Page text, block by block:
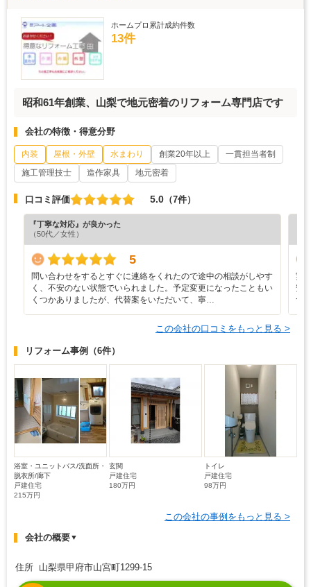
ホームプロ累計成約件数
13件
昭和61年創業、山梨で地元密着のリフォーム専門店です
会社の特徴・得意分野
内装 屋根・外壁 水まわり 創業20年以上
一貫担当者制
施工管理技士
造作家具 地元密着
口コミ評価 5.0 （7件）
『丁寧な対応』が良かった
（50代／女性）
5
問い合わせをするとすぐに連絡をくれたので途中の相談がしやす
く、不安のない状態でいられました。予定変更になったこともい
くつかありましたが、代替案をいただいて、寧…
実
安
つ
この会社の口コミをもっと見る >
リフォーム事例 （6件）
浴室・ユニットバス/洗面所・
脱衣所/廊下
戸建住宅
215万円
玄関
戸建住宅
180万円
トイレ
戸建住宅
98万円
この会社の事例をもっと見る >
会社の概要▼
住所 山梨県甲府市山宮町1299-15